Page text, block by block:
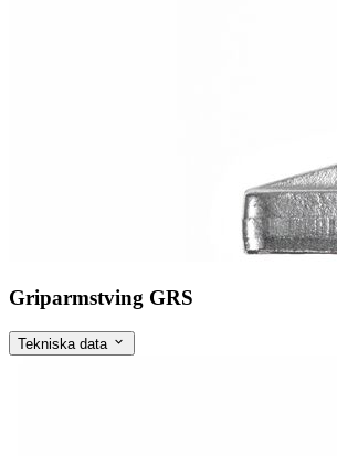
Griparmstving GRS
Tekniska data